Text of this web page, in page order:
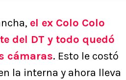
el ex Colo Colo
del DT y todo quedó
cámaras. Esto le costó
la interna y ahora lleva